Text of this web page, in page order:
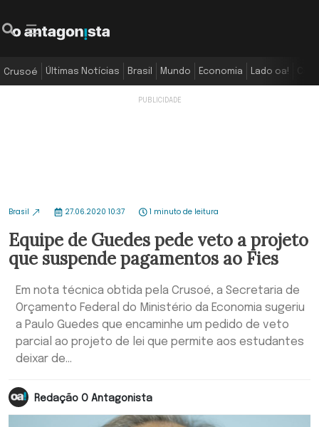
Crusoé Últimas Notícias Brasil Mundo Economia Lado oa!
Brasil 27.06.2020 10:37 1 minuto de leitura
Equipe de Guedes pede veto a projeto
que suspende pagamentos ao Fies
Em nota técnica obtida pela Crusoé, a Secretaria de
Orçamento Federal do Ministério da Economia sugeriu
a Paulo Guedes que encaminhe um pedido de veto
parcial ao projeto de lei que permite aos estudantes
deixar de...
Redação O Antagonista